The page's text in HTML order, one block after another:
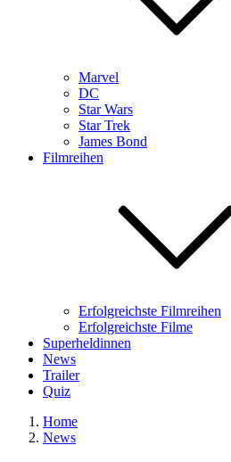
Marvel
DC
Star Wars
Star Trek
James Bond
Filmreihen
Erfolgreichste Filmreihen
Erfolgreichste Filme
Superheldinnen
News
Trailer
Quiz
Home
News